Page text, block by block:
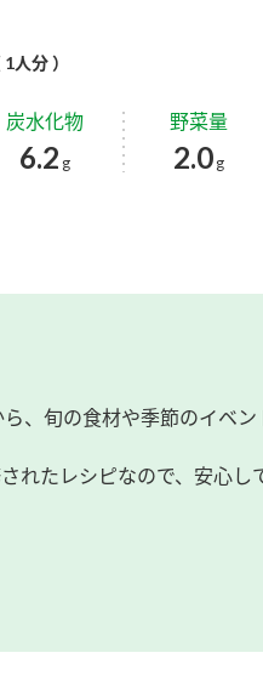
1人分 ）
炭水化物
6.2 g
野菜量
2.0g
、旬の食材や季節のイベ
れたレシピなので、安心し